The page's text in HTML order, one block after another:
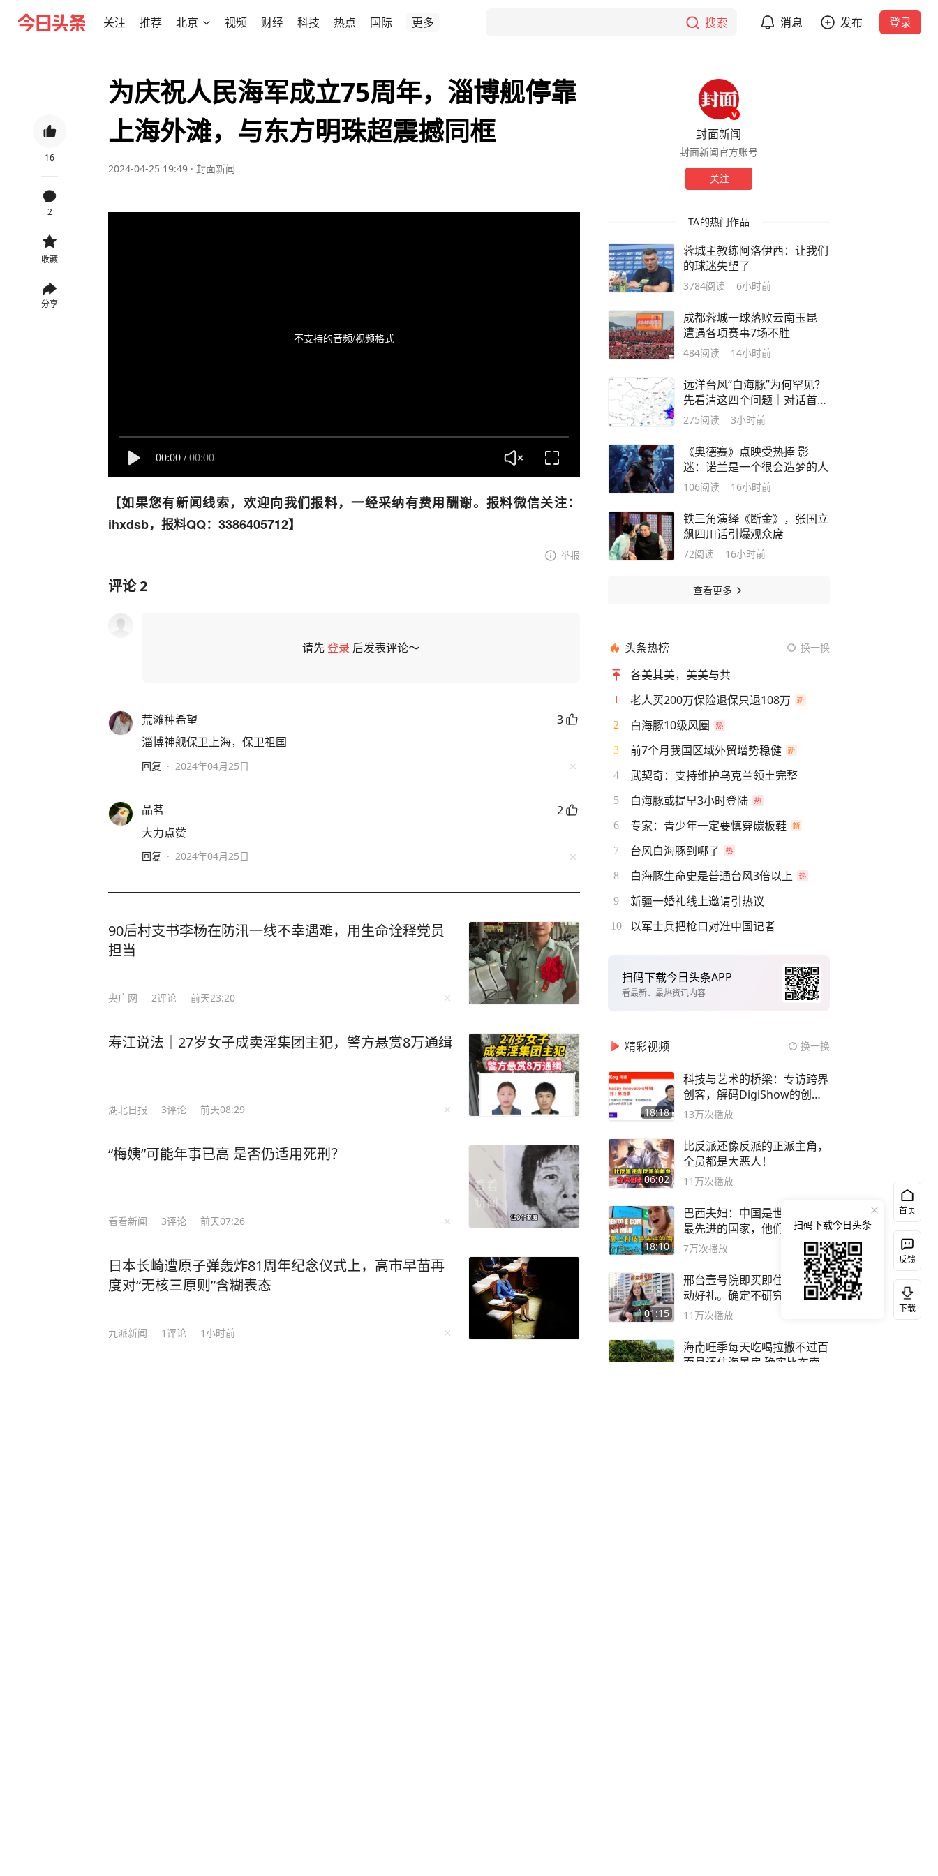
关注 推荐 北京 视频 财经 科技 热点 国际 更多 搜索 消息 发布 登录
16
2
收藏
分享
为庆祝人民海军成立75周年，淄博舰停靠
上海外滩，与东方明珠超震撼同框
2024-04-25 19:49 · 封面新闻
不支持的音频/视频格式
00:00 / 00:00
【如果您有新闻线索，欢迎向我们报料，一经采纳有费用酬谢。报料微信关注：
ihxdsb，报料QQ：3386405712】
举报
评论2
请先登录 后发表评论～
荒滩种希望
3
淄博神舰保卫上海，保卫祖国
回复 · 2024年04月25日
品茗
2
大力点赞
回复 · 2024年04月25日
90后村支书李杨在防汛一线不幸遇难，用生命诠释党员
担当
央广网 2评论 前天23:20
寿江说法｜27岁女子成卖淫集团主犯，警方悬赏8万通缉
湖北日报 3评论 前天08:29
“梅姨”可能年事已高 是否仍适用死刑？
看看新闻 3评论 前天07:26
日本长崎遭原子弹轰炸81周年纪念仪式上，高市早苗再
度对“无核三原则”含糊表态
九派新闻 1评论 1小时前
封面新闻
封面新闻官方账号
关注
TA的热门作品
蓉城主教练阿洛伊西：让我们
的球迷失望了
3784阅读 6小时前
成都蓉城一球落败云南玉昆
遭遇各项赛事7场不胜
484阅读 14小时前
远洋台风“白海豚”为何罕见？
先看清这四个问题｜对话首席
预报员
275阅读 3小时前
《奥德赛》点映受热捧 影
迷：诺兰是一个很会造梦的人
106阅读 16小时前
铁三角演绎《断金》，张国立
飙四川话引爆观众席
72阅读 16小时前
查看更多
头条热榜 换一换
各美其美，美美与共
1 老人买200万保险退保只退108万
2 白海豚10级风圈
3 前7个月我国区域外贸增势稳健
4 武契奇：支持维护乌克兰领土完整
5 白海豚或提早3小时登陆
6 专家：青少年一定要慎穿碳板鞋
7 台风白海豚到哪了
8 白海豚生命史是普通台风3倍以上
9 新疆一婚礼线上邀请引热议
10 以军士兵把枪口对准中国记者
扫码下载今日头条APP
看最新、最热资讯内容
精彩视频 换一换
18:18
科技与艺术的桥梁：专访跨界
创客，解码DigiShow的创新
之路
13万次播放
06:02
比反派还像反派的正派主角，
全员都是大恶人！
11万次播放
18:10
巴西夫妇：中国是世界上科技
最先进的国家，他们生活在
2999年
7万次播放
01:15
邢台壹号院即买即住，还有心
动好礼。确定不研究下？
11万次播放
海南旺季每天吃喝拉撒不过百
而且还住海景房 确实比东南
首页
反馈
下载
扫码下载今日头条